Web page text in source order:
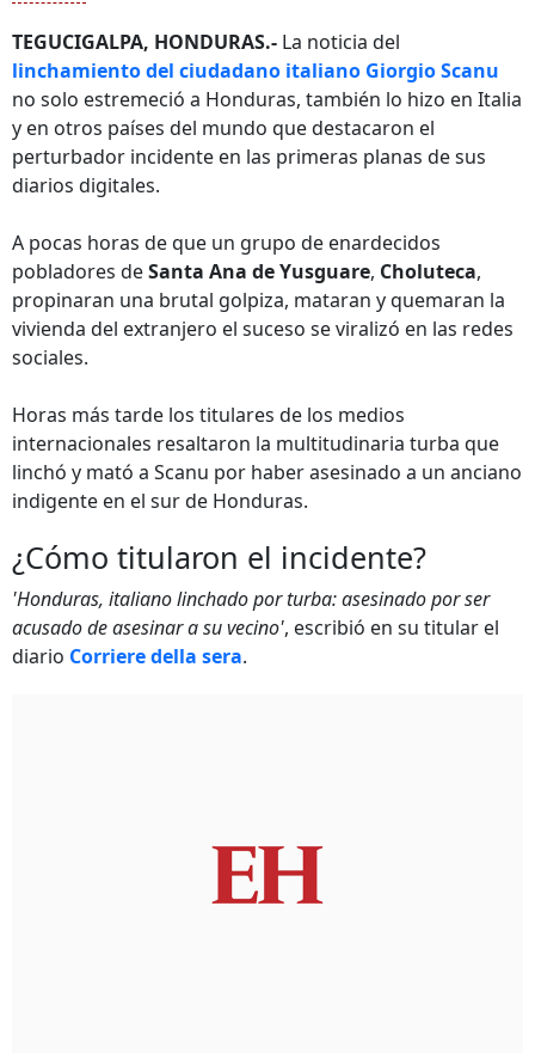
TEGUCIGALPA, HONDURAS.- La noticia del
linchamiento del ciudadano italiano Giorgio Scanu
no solo estremeció a Honduras, también lo hizo en Italia
y en otros países del mundo que destacaron el
perturbador incidente en las primeras planas de sus
diarios digitales.
A pocas horas de que un grupo de enardecidos
pobladores deSanta Ana de Yusguare, Choluteca,
propinaran una brutal golpiza, mataran y quemaran la
vivienda del extranjero el suceso se viralizó en las redes
sociales.
Horas más tarde los titulares de los medios
internacionales resaltaron la multitudinaria turba que
linchó y mató a Scanu por haber asesinado a un anciano
indigente en el sur de Honduras.
¿Cómo titularon el incidente?
'Honduras, italiano linchado por turba: asesinado por ser
acusado de asesinar a su vecino', escribió en su titular el
diario Corriere della sera.